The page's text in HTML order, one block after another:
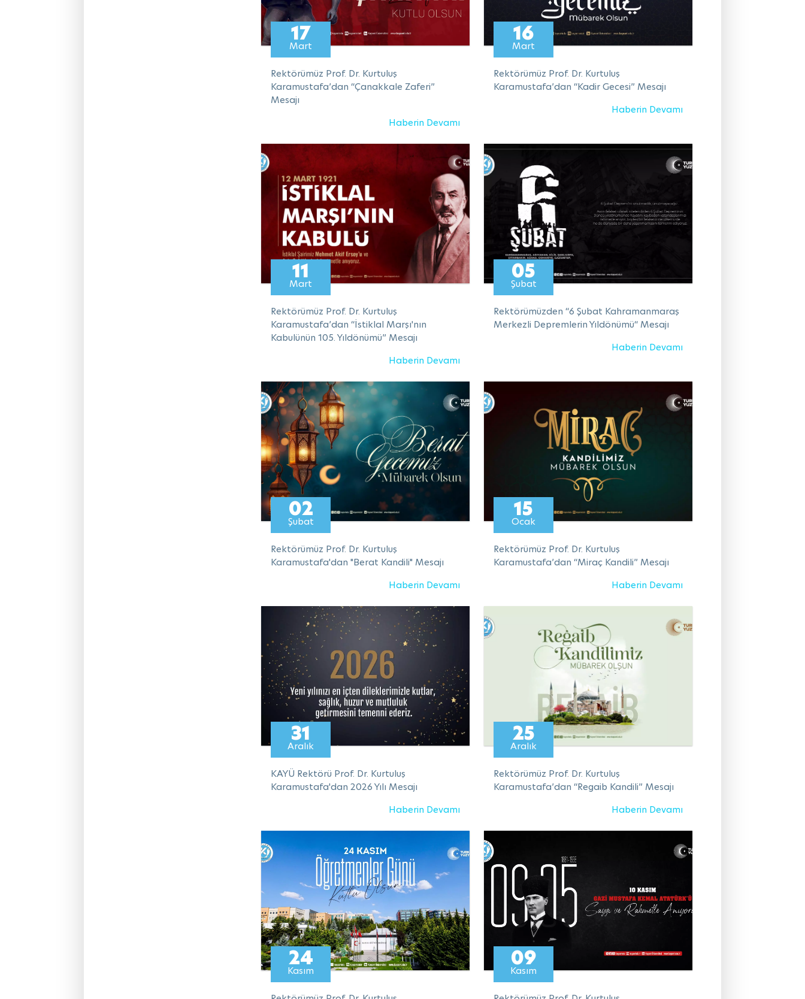
17
Mart
Rektörümüz Prof. Dr. Kurtuluş
Karamustafa’dan “Çanakkale Zaferi”
Mesajı
Haberin Devamı
16
Mart
Rektörümüz Prof. Dr. Kurtuluş
Karamustafa’dan “Kadir Gecesi” Mesajı
Haberin Devamı
11
Mart
Rektörümüz Prof. Dr. Kurtuluş
Karamustafa’dan “İstiklal Marşı'nın
Kabulünün 105. Yıldönümü” Mesajı
Haberin Devamı
05
Şubat
Rektörümüzden “6 Şubat Kahramanmaraş
Merkezli Depremlerin Yıldönümü“ Mesajı
Haberin Devamı
02
Şubat
Rektörümüz Prof. Dr. Kurtuluş
Karamustafa'dan "Berat Kandili" Mesajı
Haberin Devamı
15
Ocak
Rektörümüz Prof. Dr. Kurtuluş
Karamustafa’dan “Miraç Kandili” Mesajı
Haberin Devamı
31
Aralık
KAYÜ Rektörü Prof. Dr. Kurtuluş
Karamustafa'dan 2026 Yılı Mesajı
Haberin Devamı
25
Aralık
Rektörümüz Prof. Dr. Kurtuluş
Karamustafa’dan “Regaib Kandili” Mesajı
Haberin Devamı
24
Kasım
09
Kasım